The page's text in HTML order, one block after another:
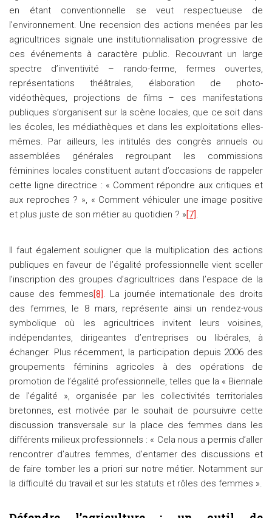
en étant conventionnelle se veut respectueuse de
l’environnement. Une recension des actions menées par les
agricultrices signale une institutionnalisation progressive de
ces événements à caractère public. Recouvrant un large
spectre d’inventivité – rando-ferme, fermes ouvertes,
représentations théâtrales, élaboration de photo-
vidéothèques, projections de films – ces manifestations
publiques s’organisent sur la scène locales, que ce soit dans
les écoles, les médiathèques et dans les exploitations elles-
mêmes. Par ailleurs, les intitulés des congrès annuels ou
assemblées générales regroupant les commissions
féminines locales constituent autant d’occasions de rappeler
cette ligne directrice : « Comment répondre aux critiques et
aux reproches ? », « Comment véhiculer une image positive
et plus juste de son métier au quotidien ? »[7].
Il faut également souligner que la multiplication des actions
publiques en faveur de l’égalité professionnelle vient sceller
l’inscription des groupes d’agricultrices dans l’espace de la
cause des femmes[8]. La journée internationale des droits
des femmes, le 8 mars, représente ainsi un rendez-vous
symbolique où les agricultrices invitent leurs voisines,
indépendantes, dirigeantes d’entreprises ou libérales, à
échanger. Plus récemment, la participation depuis 2006 des
groupements féminins agricoles à des opérations de
promotion de l’égalité professionnelle, telles que la « Biennale
de l’égalité », organisée par les collectivités territoriales
bretonnes, est motivée par le souhait de poursuivre cette
discussion transversale sur la place des femmes dans les
différents milieux professionnels : « Cela nous a permis d’aller
rencontrer d’autres femmes, d’entamer des discussions et
de faire tomber les a priori sur notre métier. Notamment sur
la difficulté du travail et sur les statuts et rôles des femmes ».